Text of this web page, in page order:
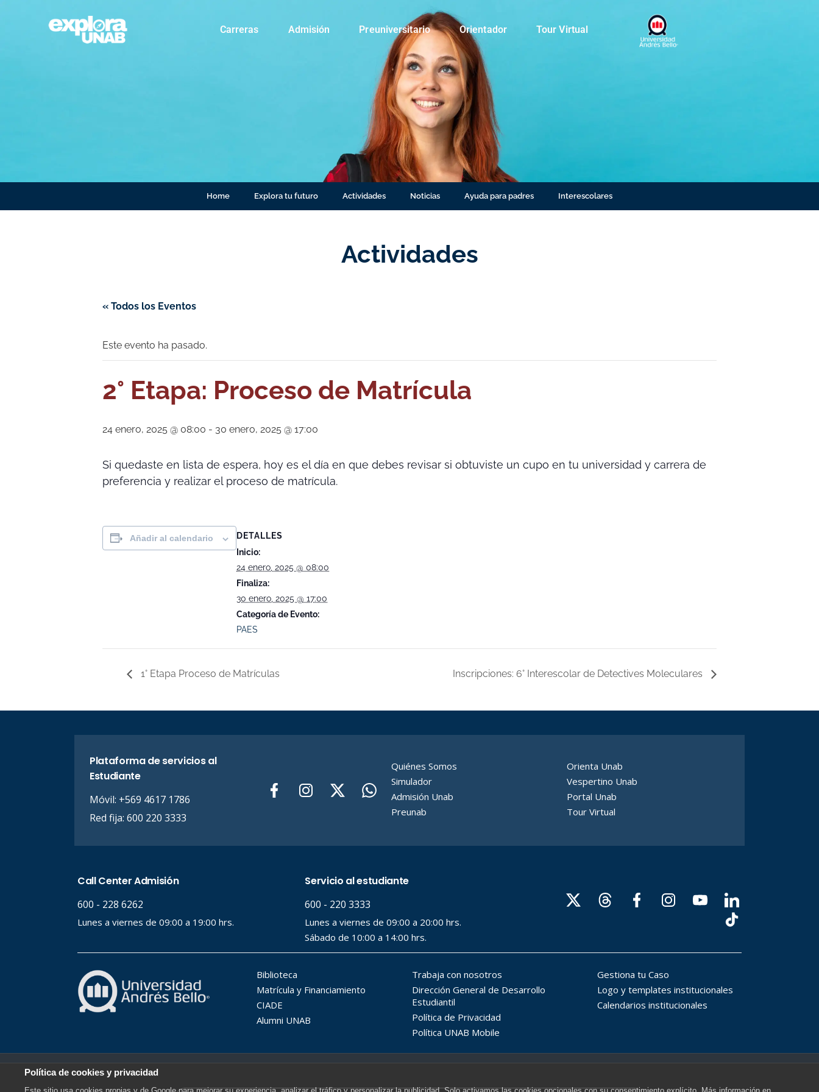
Carreras Admisión Preuniversitario Orientador Tour Virtual
Home Explora tu futuro Actividades Noticias Ayuda para padres Interescolares
Actividades
« Todos los Eventos
Este evento ha pasado.
2° Etapa: Proceso de Matrícula
24 enero, 2025 @ 08:00 - 30 enero, 2025 @ 17:00
Si quedaste en lista de espera, hoy es el día en que debes revisar si obtuviste un cupo en tu universidad y carrera de
preferencia y realizar el proceso de matrícula.
Añadir al calendario
DETALLES
Inicio:
24 enero, 2025 @ 08:00
Finaliza:
30 enero, 2025 @ 17:00
Categoría de Evento:
PAES
1° Etapa Proceso de Matrículas Inscripciones: 6° Interescolar de Detectives Moleculares